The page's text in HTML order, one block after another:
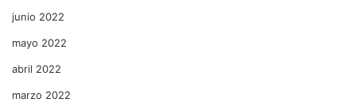
junio 2022
mayo 2022
abril 2022
marzo 2022